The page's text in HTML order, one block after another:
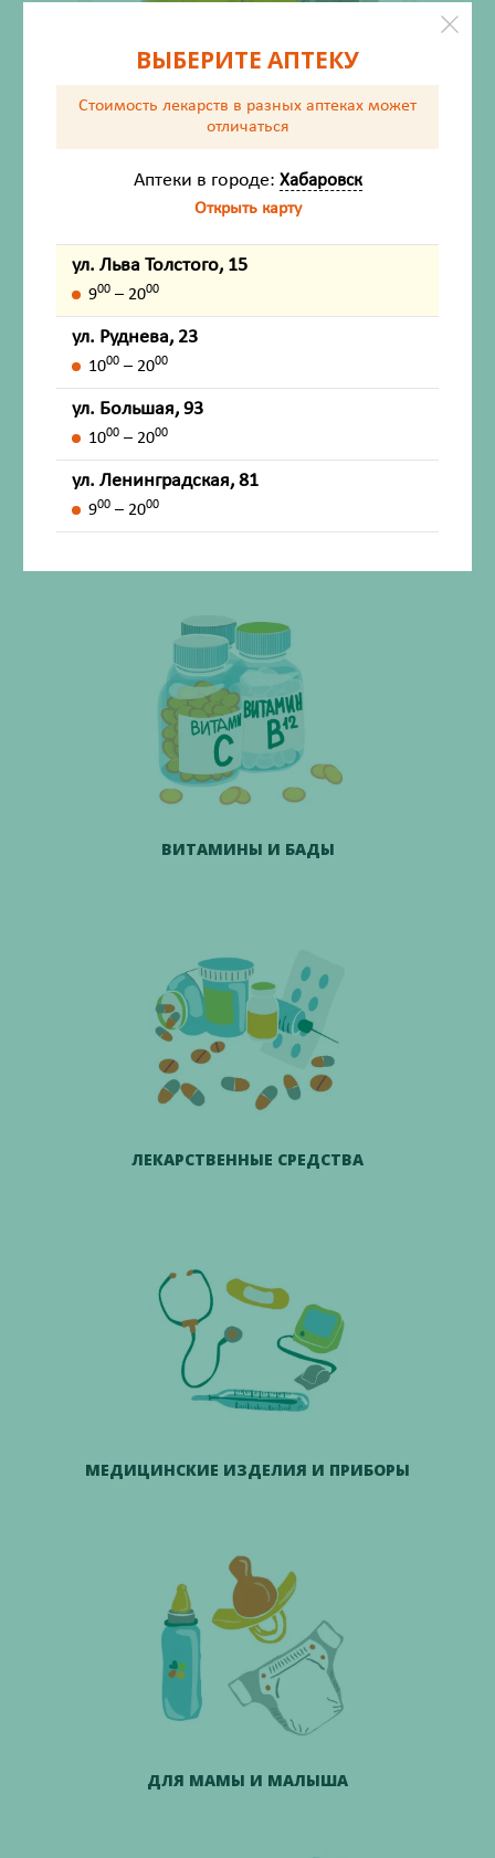
Алфавит Энергия таблетки №60 (БАД)
Производитель: Внешторг Фарма ООО
842₽
ВИТАМИНЫ И БАДЫ
ЛЕКАРСТВЕННЫЕ СРЕДСТВА
МЕДИЦИНСКИЕ ИЗДЕЛИЯ И ПРИБОРЫ
ДЛЯ МАМЫ И МАЛЫША
ВЫБЕРИТЕ АПТЕКУ
Стоимость лекарств в разных аптеках может
отличаться
Аптеки в городе: Хабаровск
Открыть карту
ул. Льва Толстого, 15
900 – 2000
ул. Руднева, 23
1000 – 2000
ул. Большая, 93
1000 – 2000
ул. Ленинградская, 81
900 – 2000